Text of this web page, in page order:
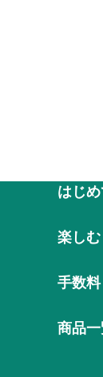
はじ
楽し
手数料
商品